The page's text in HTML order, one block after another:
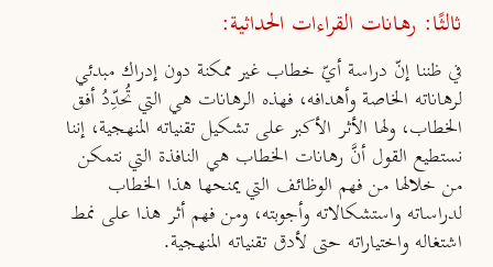
ثالثًا: رهانات القراءات الحداثية:
في ظننا إنّ دراسة أيّ خطاب غير ممكنة دون إدراك مبدئي
لرهاناته الخاصة وأهدافه، فهذه الرهانات هي التي تُحدِّدُ أفق
الخطاب، ولها الأثر الأكبر على تشكيل تقنياته المنهجية، إننا
نستطيع القول أنَّ رهانات الخطاب هي النافذة التي نتمكن
من خلالها من فهم الوظائف التي يمنحها هذا الخطاب
لدراساته واستشكالاته وأجوبته، ومن فهم أثر هذا على نمط
اشتغاله واختياراته حتى لأدق تقنياته المنهجية.